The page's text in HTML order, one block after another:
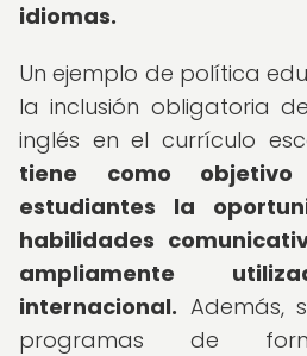
idiomas.
Un ejemplo de política
la inclusión obligatoria
inglés en el currículo
tiene como
estudiantes la
habilidades
ampliamente
internacional. Además,
programas de